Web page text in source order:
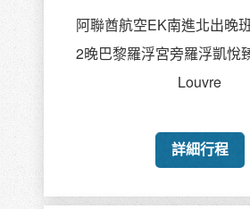
阿聯酋航空EK南進北出晚
2晚巴黎羅浮宮旁羅浮凱悅
Louvre
詳細行程